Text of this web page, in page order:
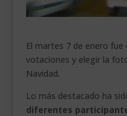
El martes 7 de enero
votaciones y elegir la
Navidad.
Lo más destacado ha
diferentes